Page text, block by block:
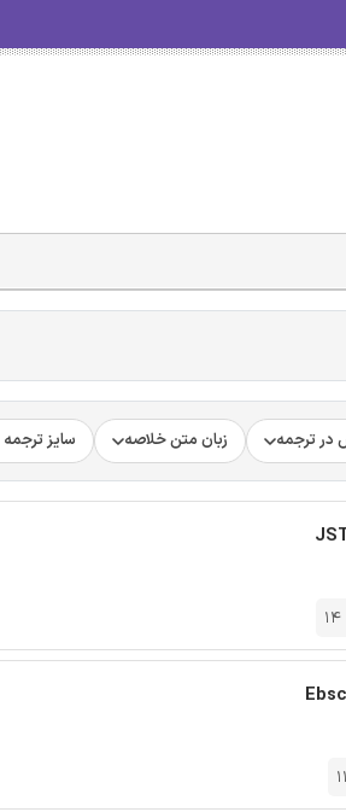
در ترجمه زبان متن خلاصه سایز ترجمه
14
11